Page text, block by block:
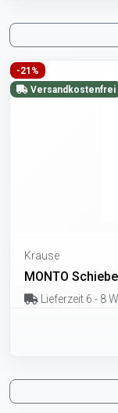
-21%
Versandkostenfrei
Krause
MONTO
Lieferzeit 6 - 8